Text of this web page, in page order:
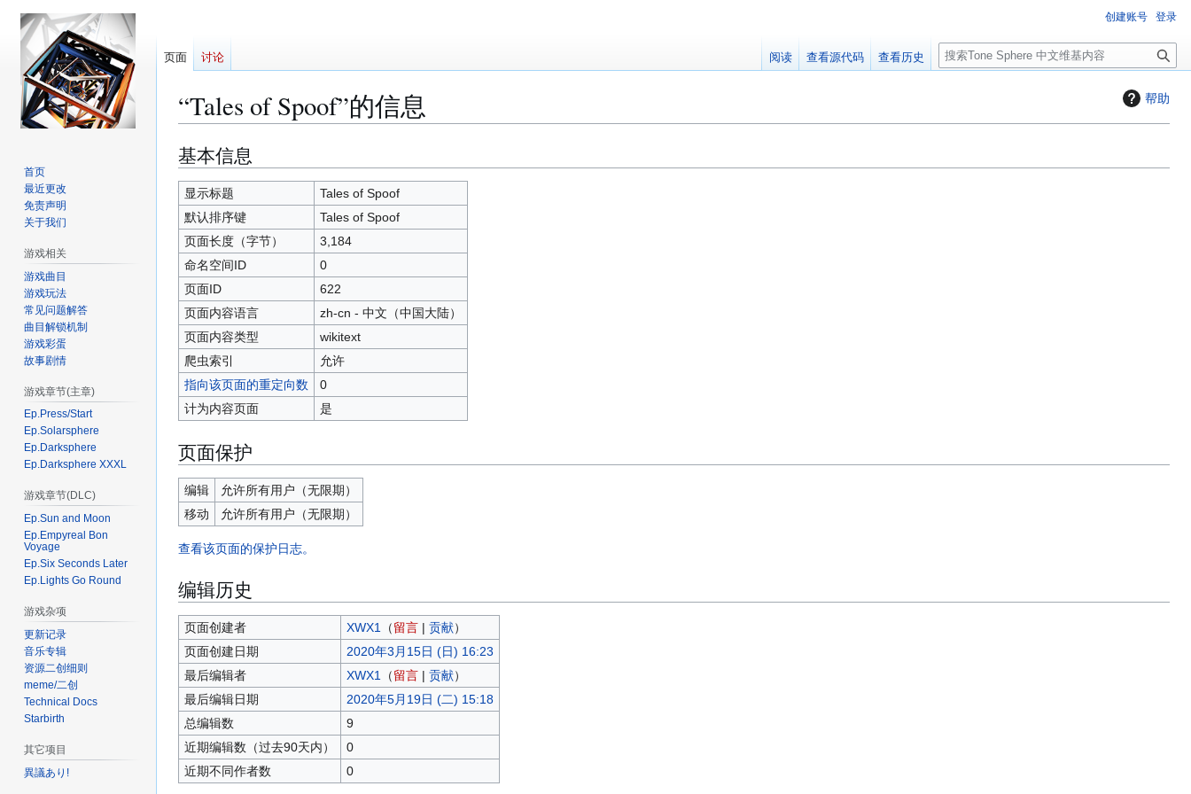
帮助
“Tales of Spoof”的信息
跳
转
到
导
航
跳
转
到
搜
索
基本信息
显示标题
Tales of Spoof
默认排序键
Tales of Spoof
页面长度（字节）
3,184
命名空间ID
0
页面ID
622
页面内容语言
zh-cn - 中文（中国大陆）
页面内容类型
wikitext
爬虫索引
允许
指向该页面的重定向数
0
计为内容页面
是
页面保护
编辑
允许所有用户​（无限期）
移动
允许所有用户​（无限期）
查看该页面的保护日志。
编辑历史
页面创建者 XWX1 （留言| 贡献）
页面创建日期
2020年3月15日 (日) 16:23
最后编辑者
XWX1 （留言| 贡献）
最后编辑日期
2020年5月19日 (二) 15:18
总编辑数
9
近期编辑数（过去90天内）
0
近期不同作者数
0
创建账号 登录
页面 讨论 阅读 查看源代码 查看历史
搜
索
首页
最近更改
免责声明
关于我们
游戏相关
游戏曲目
游戏玩法
常见问题解答
曲目解锁机制
游戏彩蛋
故事剧情
游戏章节(主章)
Ep.Press/Start
Ep.Solarsphere
Ep.Darksphere
Ep.Darksphere XXXL
游戏章节(DLC)
Ep.Sun and Moon
Ep.Empyreal Bon
Voyage
Ep.Six Seconds Later
Ep.Lights Go Round
游戏杂项
更新记录
音乐专辑
资源二创细则
meme/二创
Technical Docs
Starbirth
其它项目
異議あり!